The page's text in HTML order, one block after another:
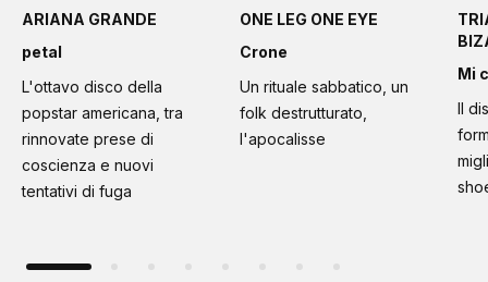
ARIANA GRANDE
petal
L'ottavo disco della
popstar americana, tra
rinnovate prese di
coscienza e nuovi
tentativi di fuga
ONE LEG ONE EYE
Crone
Un rituale sabbatico, un
folk destrutturato,
l'apocalisse
Mi
Il